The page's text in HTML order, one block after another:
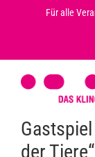
Für alle
der